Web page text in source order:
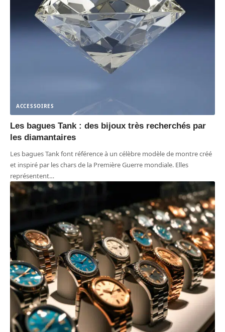
ACCESSOIRES
Les bagues Tank : des bijoux très recherchés par
les diamantaires
Les bagues Tank font référence à un célèbre modèle de montre créé
et inspiré par les chars de la Première Guerre mondiale. Elles
représentent…